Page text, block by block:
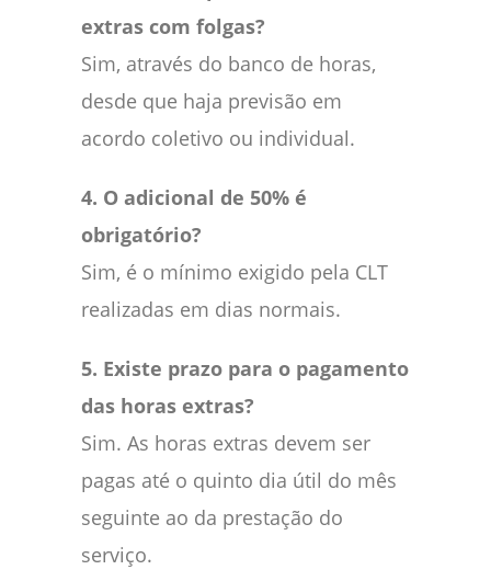
extras com folgas?
Sim, através do banco de horas,
desde que haja previsão em
acordo coletivo ou individual.
4. O adicional de 50% é
obrigatório?
Sim, é o mínimo exigido pela CLT
realizadas em dias normais.
5. Existe prazo para o pagamento
das horas extras?
Sim. As horas extras devem ser
pagas até o quinto dia útil do mês
seguinte ao da prestação do
serviço.